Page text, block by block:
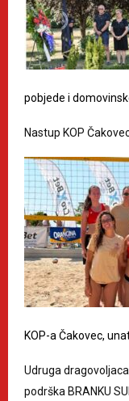
pobjede i
Nastup KOP
KOP-a Čakovec,
Udruga
podrška BRANKU